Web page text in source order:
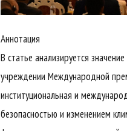
Аннотация
В статье анализируется
учреждении Международной
институциональная и
безопасностью и изменением